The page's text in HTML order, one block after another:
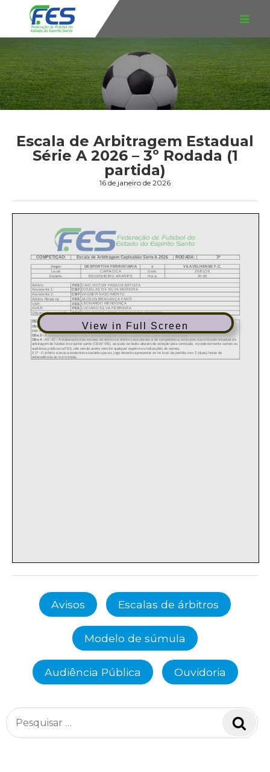
Escala de Arbitragem Estadual
Série A 2026 – 3º Rodada (1
partida)
16 de janeiro de 2026
View in Full Screen
Avisos Escalas de árbitros
Modelo de súmula
Audiência Pública Ouvidoria
Pesquisar
por: